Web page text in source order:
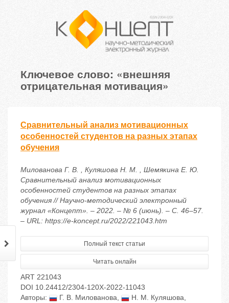
Ключевое слово: «внешняя
отрицательная мотивация»
Сравнительный анализ мотивационных
особенностей студентов на разных этапах
обучения
Милованова Г. В. , Куляшова Н. М. , Шемякина Е. Ю.
Сравнительный анализ мотивационных
особенностей студентов на разных этапах
обучения // Научно-методический электронный
журнал «Концепт». – 2022. – № 6 (июнь). – С. 46–57.
– URL: https://e-koncept.ru/2022/221043.htm
Полный текст статьи
Читать онлайн
ART 221043
DOI 10.24412/2304-120X-2022-11043
Авторы:
Г. В. Милованова, Н. М. Куляшова,